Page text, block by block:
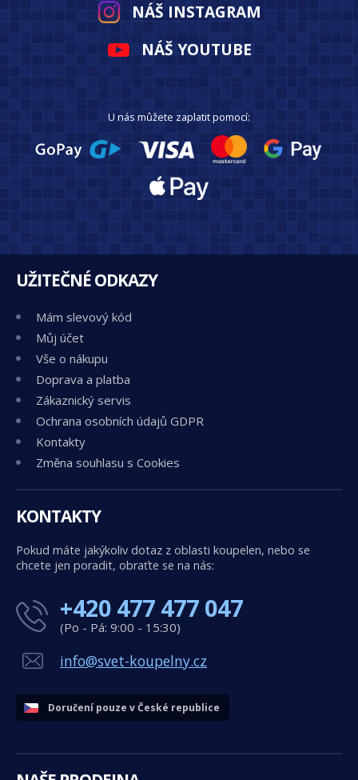
NÁŠ INSTAGRAM
NÁŠ YOUTUBE
U nás můžete zaplatit pomocí:
UŽITEČNÉ ODKAZY
Mám slevový kód
Můj účet
Vše o nákupu
Doprava a platba
Zákaznický servis
Ochrana osobních údajů GDPR
Kontakty
Změna souhlasu s Cookies
KONTAKTY
Pokud máte jakýkoliv dotaz z oblasti koupelen, nebo se
chcete jen poradit, obraťte se na nás:
+420 477 477 047
(Po - Pá: 9:00 - 15:30)
info@svet-koupelny.cz
Doručení pouze v České republice